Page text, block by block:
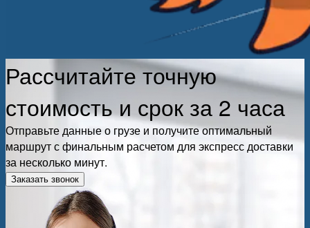
Рассчитайте точную
стоимость и срок за 2 часа
Отправьте данные о грузе и получите оптимальный
маршрут с финальным расчетом для экспресс доставки
за несколько минут.
Заказать звонок